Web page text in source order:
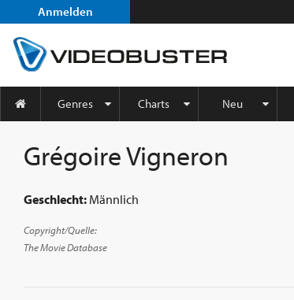
Anmelden
Genres Charts Neu
Grégoire Vigneron
Geschlecht: Männlich
Copyright/Quelle:
The Movie Database